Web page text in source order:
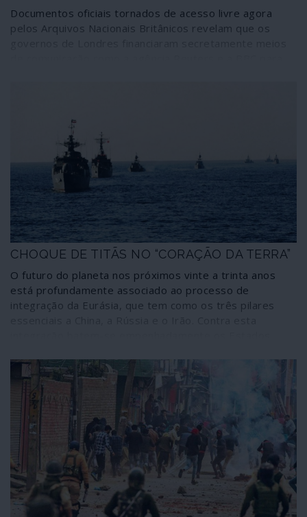
Documentos oficiais tornados de acesso livre agora
pelos Arquivos Nacionais Britânicos revelam que os
indica que tais procedimentos tenham sido
abandonados desde então, independentemente das
alterações na cena internacional e das mudanças de
proprietários daqueles e outros órgãos de informação.
CHOQUE DE TITÃS NO “CORAÇÃO DA TERRA”
O futuro do planeta nos próximos vinte a trinta anos
está profundamente associado ao processo de
integração da Eurásia, que tem como os três pilares
procurando adaptar a NATO a esta estratégia fazendo
avançar a aliança para espaços asiáticos. Isso ficou claro
na última cimeira da NATO através das decisões de
reforçar a agressividade contra a Rússia, conter a China
e militarizar o espaço. A que se somam os esforços
incessantes para mudar o regime no Irão. Os dados
estão lançados: de um lado as estratégias convergentes
da Iniciativa Cintura e Estrada da China e da Grande
Eurásia, da Rússia; do outro o Império globalista, em
luta existencial pelo seu domínio. Segue-se uma reflexão